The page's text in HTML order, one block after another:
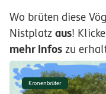
Wo brüten diese
Nistplatz aus!
mehr Infos zu
Kronenbrüter